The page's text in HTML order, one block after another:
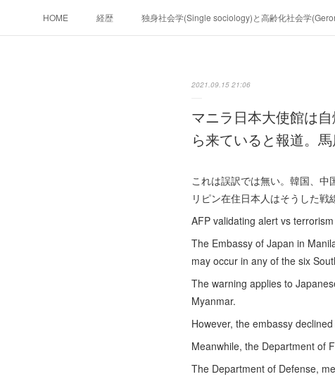
HOME 経歴 独身社会学(Single sociology)と高齢化社会学
フィリピンマンションは買うべきでは無い理由は全てここにある。
未来２１００研究
2021.09.15 21:06
マニラ日本大使館は
ら来ていると報道。馬
これは誤訳では無い。韓国、中
リピン在住日本人はそうした戦
AFP validating alert vs
The Embassy of Japan in
may occur in any of the six
The warning applies to
Myanmar.
However, the embassy
Meanwhile, the Department of
The Department of Defense,